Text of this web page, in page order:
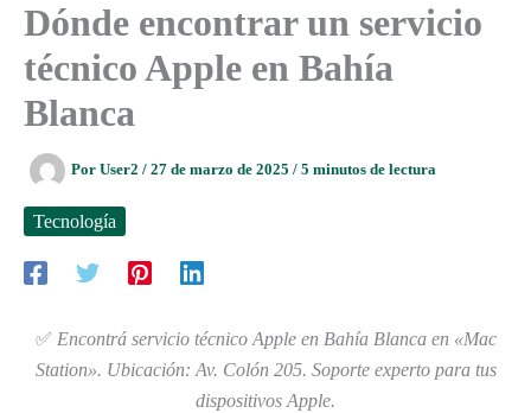
Dónde encontrar un servicio
técnico Apple en Bahía
Blanca
Por User2 / 27 de marzo de 2025 / 5 minutos de lectura
Tecnología
✅ Encontrá servicio técnico Apple en Bahía Blanca en «Mac
Station». Ubicación: Av. Colón 205. Soporte experto para tus
dispositivos Apple.